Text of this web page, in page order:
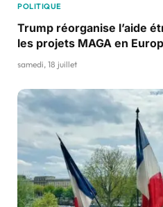
POLITIQUE
Trump réorganise l’aide
les projets MAGA en
samedi, 18 juillet